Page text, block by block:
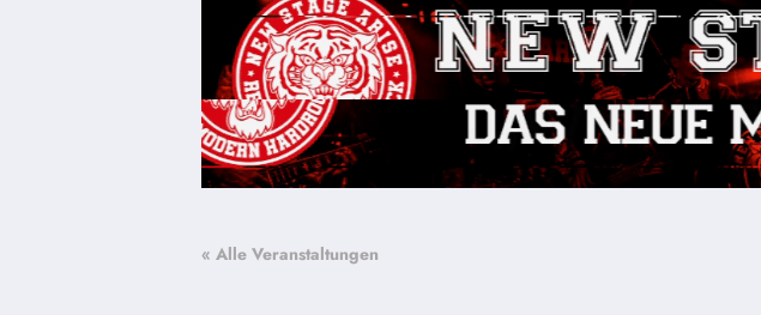
« Alle Veranstaltungen